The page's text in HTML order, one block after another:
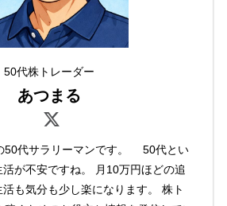
50代株トレーダー
あつまる
50代サラリーマンです。 50代とい
が不安ですね。 月10万円ほどの追
も気分も少し楽になります。 株ト